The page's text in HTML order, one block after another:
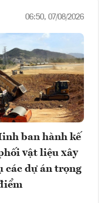
06:50, 07/08/2026
ban hành kế
vật liệu xây
các dự án trọng